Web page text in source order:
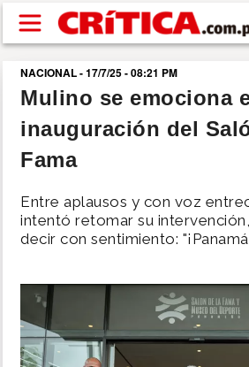
Pasar al contenido principal
buscar
SUCESOS
POLÍTICA
DEPORTES
NACIONAL - 17/7/25 - 08:21 PM
Mulino se emociona
inauguración del
Fama
Entre aplausos y con voz
intentó retomar su
decir con sentimiento: